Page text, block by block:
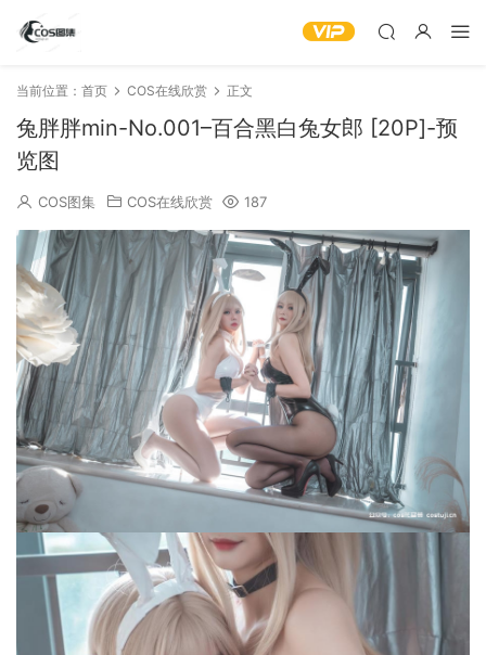
当前位置： 首页 COS在线欣赏 正文
兔胖胖min-No.001–百合黑白兔女郎 [20P]-预
览图
COS图集 COS在线欣赏 187